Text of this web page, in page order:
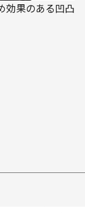
効果のある凹凸